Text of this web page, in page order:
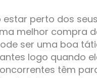
estar perto dos
melhor compra
ser uma boa
logo quando
têm